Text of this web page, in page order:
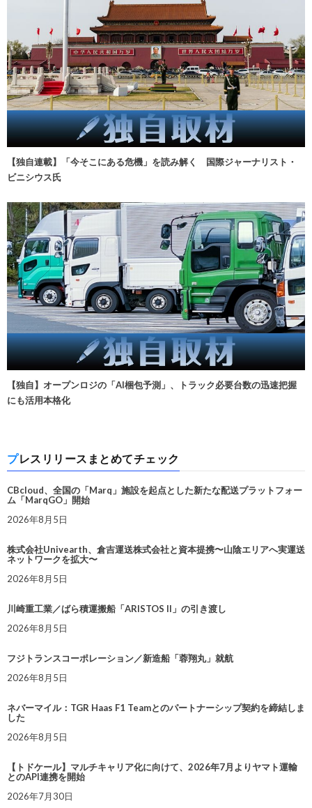
【独自連載】「今そこにある危機」を読み解く 国際ジャーナリスト・
ビニシウス氏
【独自】オープンロジの「AI梱包予測」、トラック必要台数の迅速把握
にも活用本格化
プレスリリースまとめてチェック
CBcloud、全国の「Marq」施設を起点とした新たな配送プラットフォー
ム「MarqGO」開始
2026年8月5日
株式会社Univearth、倉吉運送株式会社と資本提携〜山陰エリアへ実運送
ネットワークを拡大〜
2026年8月5日
川崎重工業／ばら積運搬船「ARISTOS II」の引き渡し
2026年8月5日
フジトランスコーポレーション／新造船「蓉翔丸」就航
2026年8月5日
ネバーマイル：TGR Haas F1 Teamとのパートナーシップ契約を締結しま
した
2026年8月5日
【トドケール】マルチキャリア化に向けて、2026年7月よりヤマト運輸
とのAPI連携を開始
2026年7月30日